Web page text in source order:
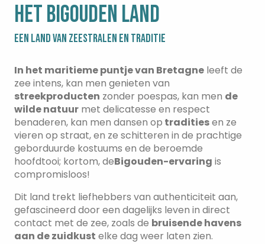
HET BIGOUDEN LAND
EEN LAND VAN ZEESTRALEN EN TRADITIE
In het maritieme puntje van Bretagne leeft de
zee intens, kan men genieten van
streekproducten zonder poespas, kan men de
wilde natuur met delicatesse en respect
benaderen, kan men dansen op traditiesen ze
vieren op straat, en ze schitteren in de prachtige
geborduurde kostuums en de beroemde
hoofdtooi; kortom, deBigouden-ervaring is
compromisloos!
Dit land trekt liefhebbers van authenticiteit aan,
gefascineerd door een dagelijks leven in direct
contact met de zee, zoals de bruisende havens
aan de zuidkust elke dag weer laten zien.